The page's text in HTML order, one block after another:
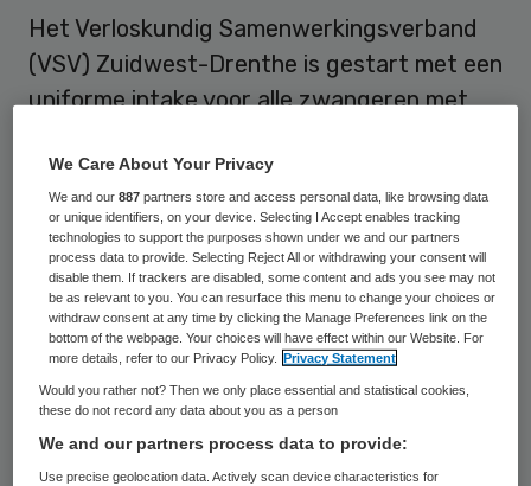
Het Verloskundig Samenwerkingsverband
(VSV) Zuidwest-Drenthe is gestart met een
uniforme intake voor alle zwangeren met
zwangere dezelfde uitgebreide intake
krijgt bij een eerstelijns
verloskundigenpraktijk.
Het VSV bestaat uit
verloskundigenpraktijken en
kraamzorgorganisaties in de regio rondom
Hoogeveen, Centrum voor Jeugd en Gezin
(CJG) Hoogeveen en gynaecologen en
kinderartsen van Treant Zorggroep,
We Care About Your Privacy
We and our887 partners store and access personal data, like browsing data
or unique identifiers, on your device. Selecting I Accept enables tracking
technologies to support the purposes shown under we and our partners
process data to provide. Selecting Reject All or withdrawing your consent will
disable them. If trackers are disabled, some content and ads you see may not
be as relevant to you. You can resurface this menu to change your choices or
withdraw consent at any time by clicking the Manage Preferences link on the
bottom of the webpage. Your choices will have effect within our Website. For
more details, refer to our Privacy Policy.
Privacy Statement
Would you rather not? Then we only place essential and statistical cookies,
these do not record any data about you as a person
We and our partners process data to provide:
Use precise geolocation data. Actively scan device characteristics for